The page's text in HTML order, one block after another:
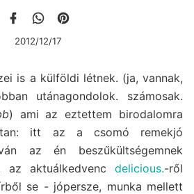
2012/12/17
is a külföldi létnek. (ja, vannak,
utánagondolok. számosak.
) ami az eztettem birodalomra
itt az a csomó remekjó
az én beszűkültségemnek
az aktuálkedvenc delicious.-ről
se - jópersze, munka mellett